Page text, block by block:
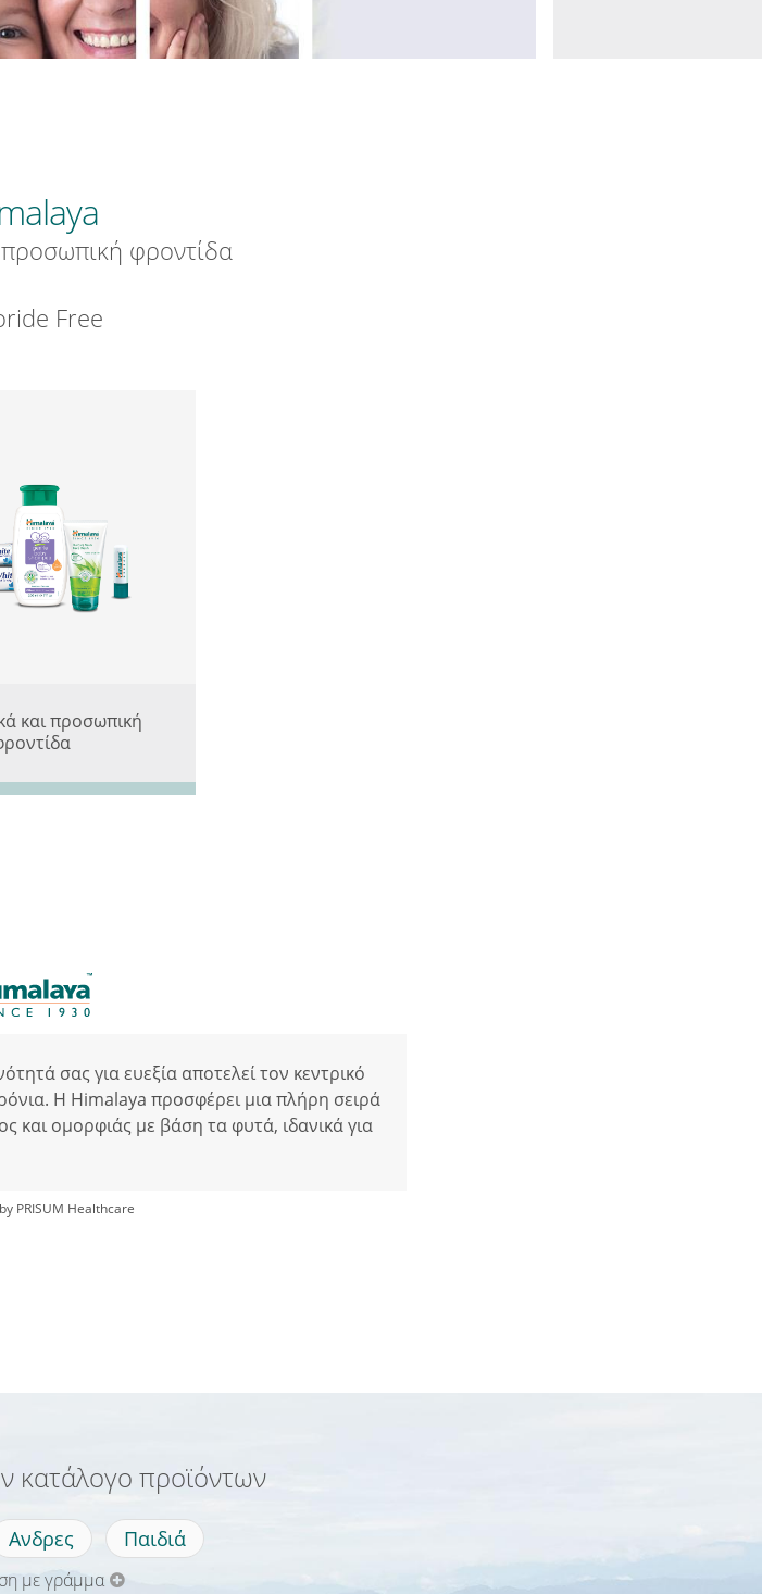
προσωπική φροντίδα
Free
και προσωπική
σας για ευεξία αποτελεί τον κεντρικό
Η Himalaya προσφέρει μια πλήρη σειρά
και ομορφιάς με βάση τα φυτά, ιδανικά για
PRISUM Healthcare
κατάλογο προϊόντων
Ανδρες Παιδιά
με γράμμα